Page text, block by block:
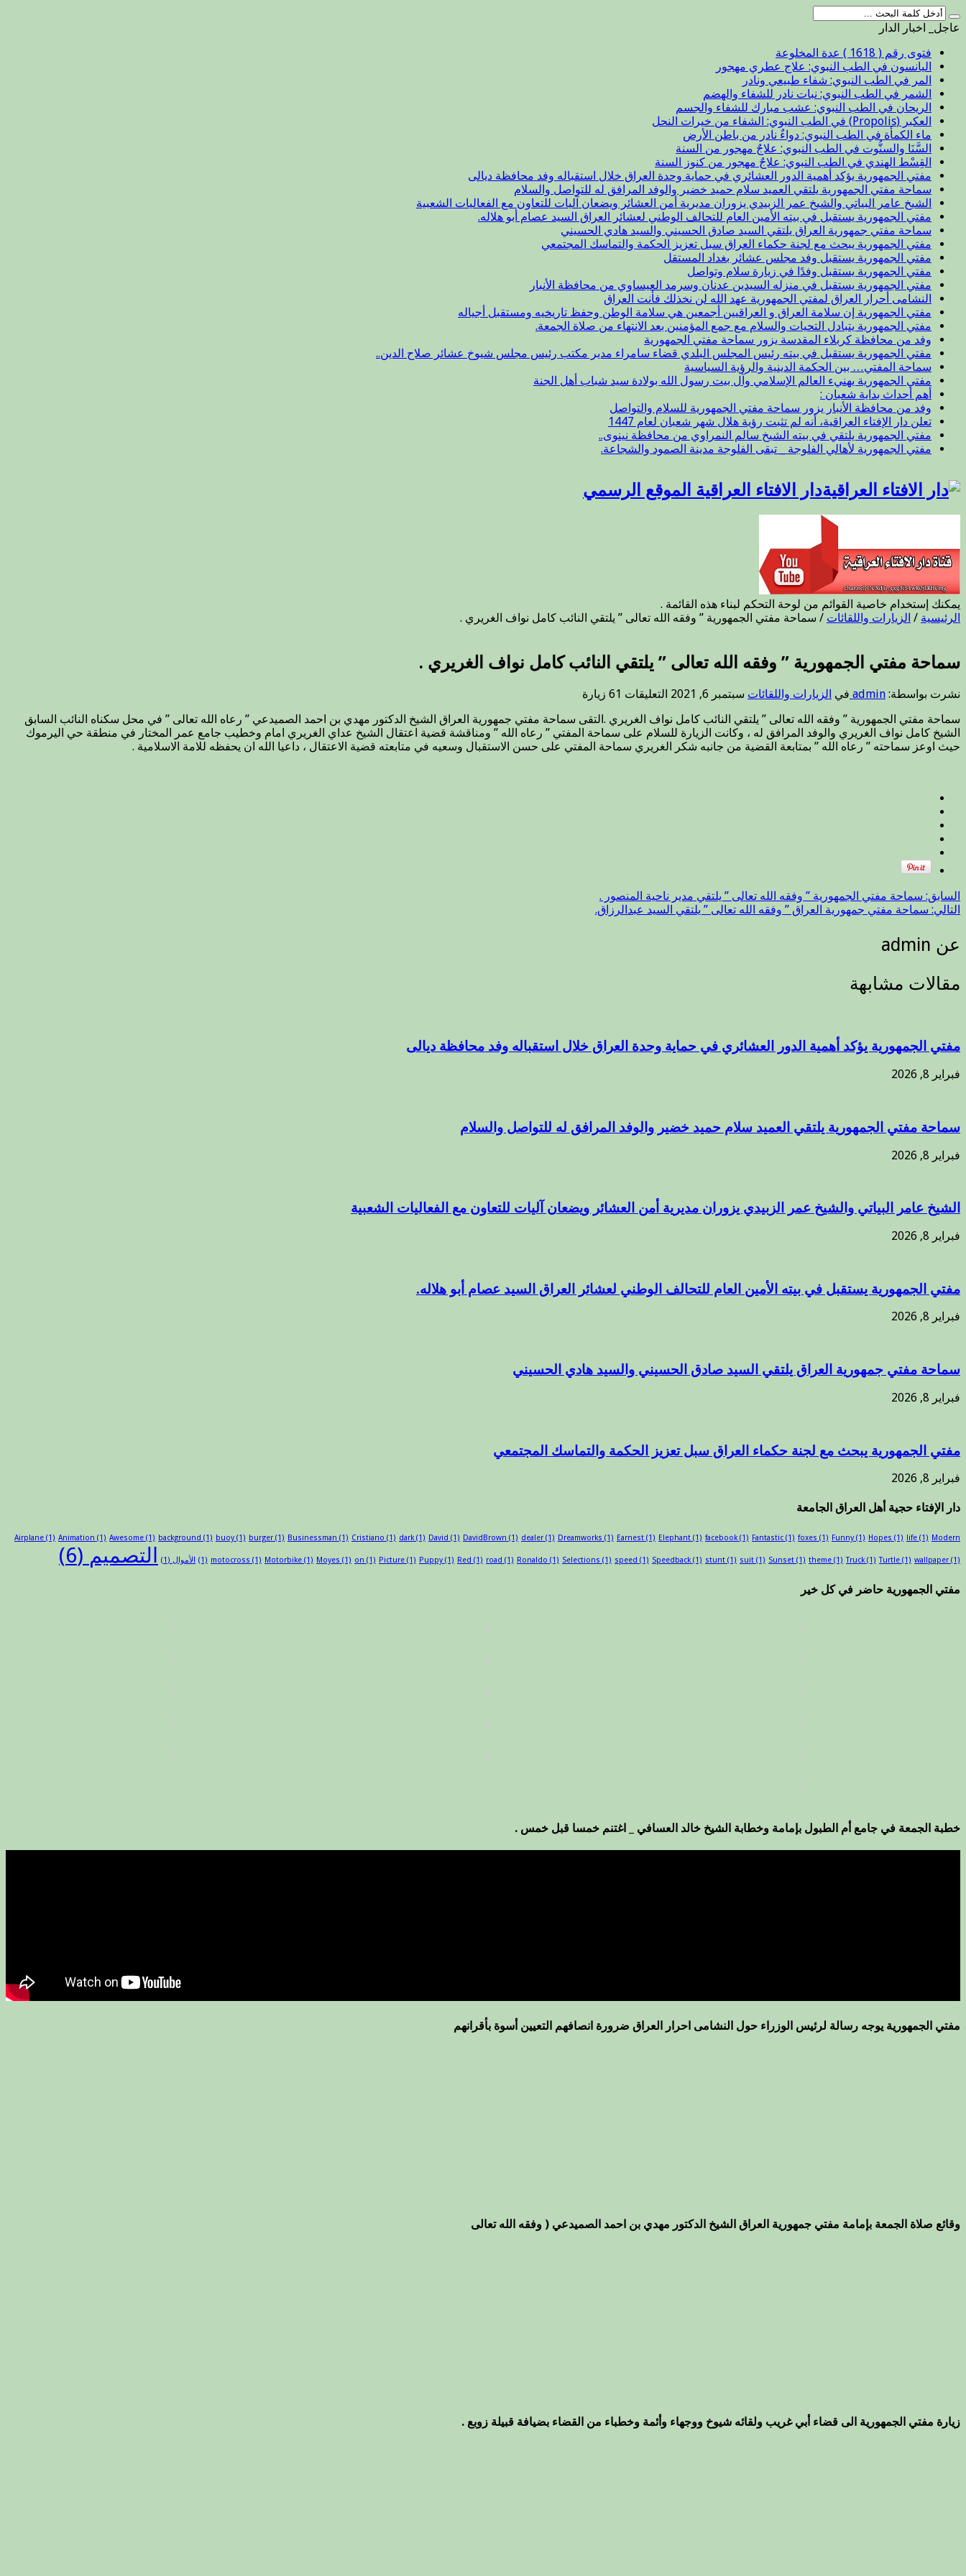
عاجل_ اخبار الدار
فتوى رقم ( 1618 ) عدة المخلوعة
اليانسون في الطب النبوي: علاج عطري مهجور
المر في الطب النبوي: شفاء طبيعي ونادر
الشمر في الطب النبوي: نبات نادر للشفاء والهضم
الريحان في الطب النبوي: عشب مبارك للشفاء والجسم
العكبر (Propolis) في الطب النبوي: الشفاء من خيرات النحل
ماء الكمأة في الطب النبوي: دواءٌ نادر من باطن الأرض
السَّنَا والسنُّوت في الطب النبوي: علاجٌ مهجور من السنة
القِسْط الهندي في الطب النبوي: علاجٌ مهجور من كنوز السنة
مفتي الجمهورية يؤكد أهمية الدور العشائري في حماية وحدة العراق خلال استقباله وفد محافظة ديالى
سماحة مفتي الجمهورية يلتقي العميد سلام حميد خضير والوفد المرافق له للتواصل والسلام
الشيخ عامر البياتي والشيخ عمر الزبيدي يزوران مديرية أمن العشائر ويضعان آليات للتعاون مع الفعاليات الشعبية
مفتي الجمهورية يستقبل في بيته الأمين العام للتحالف الوطني لعشائر العراق السيد عصام أبو هلاله.
سماحة مفتي جمهورية العراق يلتقي السيد صادق الحسيني والسيد هادي الحسيني
مفتي الجمهورية يبحث مع لجنة حكماء العراق سبل تعزيز الحكمة والتماسك المجتمعي
مفتي الجمهورية يستقبل وفد مجلس عشائر بغداد المستقل
مفتي الجمهورية يستقبل وفدًا في زيارة سلام وتواصل
مفتي الجمهورية يستقبل في منزله السيدين عدنان وسرمد العيساوي من محافظة الأنبار
النشامى أحرار العراق لمفتي الجمهورية عهد الله لن نخذلك فأنت العراق
مفتي الجمهورية إن سلامة العراق و العراقيين أجمعين هي سلامة الوطن وحفظ تاريخيه ومستقبل أجياله
مفتي الجمهورية يتبادل التحيات والسلام مع جمع المؤمنين بعد الانتهاء من صلاة الجمعة.
وفد من محافظة كربلاء المقدسة يزور سماحة مفتي الجمهورية
مفتي الجمهورية يستقبل في بيته رئيس المجلس البلدي قضاء سامراء مدير مكتب رئيس مجلس شيوخ عشائر صلاح الدين..
سماحة المفتي… بين الحكمة الدينية والرؤية السياسية
مفتي الجمهورية يهنيء العالم الإسلامي وآل بيت رسول الله بولادة سيد شباب أهل الجنة
أهم أحداث بداية شعبان :
وفد من محافظة الأنبار يزور سماحة مفتي الجمهورية للسلام والتواصل
تعلن دار الإفتاء العراقية، أنه لم تثبت رؤية هلال شهر شعبان لعام 1447
مفتي الجمهورية يلتقي في بيته الشيخ سالم النمراوي من محافظة نينوى..
مفتي الجمهورية لأهالي الفلوجة _ تبقى الفلوجة مدينة الصمود والشجاعة.
دار الافتاء العراقية الموقع الرسمي
يمكنك إستخدام خاصية القوائم من لوحة التحكم لبناء هذه القائمة .
الرئيسية / الزيارات واللقائات / سماحة مفتي الجمهورية ” وفقه الله تعالى ” يلتقي النائب كامل نواف الغريري .
سماحة مفتي الجمهورية ” وفقه الله تعالى ” يلتقي النائب كامل نواف الغريري .
نشرت بواسطة: admin في الزيارات واللقائات سبتمبر 6, 2021 التعليقات على
مفتي
الجمهورية
”
مغلقة
61 زيارة
سماحة مفتي الجمهورية ” وفقه الله تعالى ” يلتقي النائب كامل نواف الغريري .التقى سماحة مفتي جمهورية العراق الشيخ الدكتور مهدي بن احمد الصميدعي ” رعاه الله تعالى ” في محل سكناه النائب السابق
الشيخ كامل نواف الغريري والوفد المرافق له ، وكانت الزيارة للسلام على سماحة المفتي ” رعاه الله ” ومناقشة قضية اعتقال الشيخ عداي الغريري امام وخطيب جامع عمر المختار في منطقة حي اليرموك
حيث اوعز سماحته ” رعاه الله ” بمتابعة القضية من جانبه شكر الغريري سماحة المفتي على حسن الاستقبال وسعيه في متابعته قضية الاعتقال ، داعيا الله ان يحفظه للامة الاسلامية .
السابق: سماحة مفتي الجمهورية ” وفقه الله تعالى ” يلتقي مدير ناحية المنصور .
التالي: سماحة مفتي جمهورية العراق ” وفقه الله تعالى ” يلتقي السيد عبدالرزاق.
عن admin
مقالات مشابهة
مفتي الجمهورية يؤكد أهمية الدور العشائري في حماية وحدة العراق خلال استقباله وفد محافظة ديالى
فبراير 8, 2026
سماحة مفتي الجمهورية يلتقي العميد سلام حميد خضير والوفد المرافق له للتواصل والسلام
فبراير 8, 2026
الشيخ عامر البياتي والشيخ عمر الزبيدي يزوران مديرية أمن العشائر ويضعان آليات للتعاون مع الفعاليات الشعبية
فبراير 8, 2026
مفتي الجمهورية يستقبل في بيته الأمين العام للتحالف الوطني لعشائر العراق السيد عصام أبو هلاله.
فبراير 8, 2026
سماحة مفتي جمهورية العراق يلتقي السيد صادق الحسيني والسيد هادي الحسيني
فبراير 8, 2026
مفتي الجمهورية يبحث مع لجنة حكماء العراق سبل تعزيز الحكمة والتماسك المجتمعي
فبراير 8, 2026
دار الإفتاء حجية أهل العراق الجامعة
Airplane (1) Animation (1) Awesome (1) background (1) buoy (1) burger (1) Businessman (1) Cristiano (1) dark(1) David (1) DavidBrown (1) dealer (1) Dreamworks (1) Earnest (1) Elephant (1) facebook(1) Fantastic (1) foxes (1) Funny (1) Hopes (1) life (1) Modern
(1) motocross (1) Motorbike (1) Moyes (1) on (1) Picture (1) Puppy (1) Red (1) road (1) Ronaldo (1) Selections (1) speed (1) Speedback(1) stunt (1) suit (1) Sunset (1) theme (1) Truck(1) Turtle (1) wallpaper (1) الأموال (1) التصميم (6)
مفتي الجمهورية حاضر في كل خير
خطبة الجمعة في جامع أم الطبول بإمامة وخطابة الشيخ خالد العسافي _ اغتنم خمسا قبل خمس .
مفتي الجمهورية يوجه رسالة لرئيس الوزراء حول النشامى احرار العراق ضرورة انصافهم التعيين أسوة بأقرانهم
وقائع صلاة الجمعة بإمامة مفتي جمهورية العراق الشيخ الدكتور مهدي بن احمد الصميدعي ( وفقه الله تعالى
زيارة مفتي الجمهورية الى قضاء أبي غريب ولقائه شيوخ ووجهاء وأئمة وخطباء من القضاء بضيافة قبيلة زوبع .